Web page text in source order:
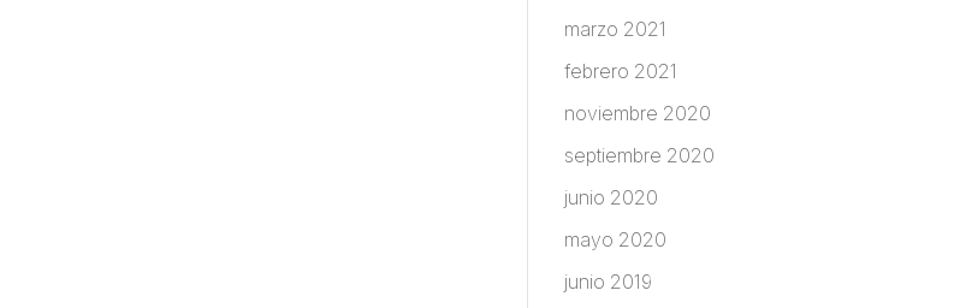
marzo 2021
febrero 2021
noviembre 2020
septiembre 2020
junio 2020
mayo 2020
junio 2019